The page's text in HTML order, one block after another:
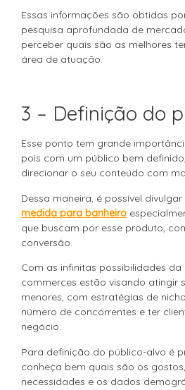
Essas informações são obtidas
pesquisa aprofundada de
perceber quais são as melhores
área de atuação.
3 – Definição do
Esse ponto tem grande
pois com um público bem
direcionar o seu conteúdo com
Dessa maneira, é possível divulgar
medida para banheiro
que buscam por esse produto,
conversão.
Com as infinitas possibilidades da
commerces estão visando atingir
menores, com estratégias de
número de concorrentes e ter
negócio.
Para definição do público-alvo é
conheça bem quais são os
necessidades e os dados